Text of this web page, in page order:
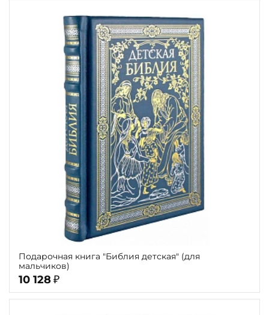
Подарочная книга "Библия детская" (для
мальчиков)
10 128 ₽